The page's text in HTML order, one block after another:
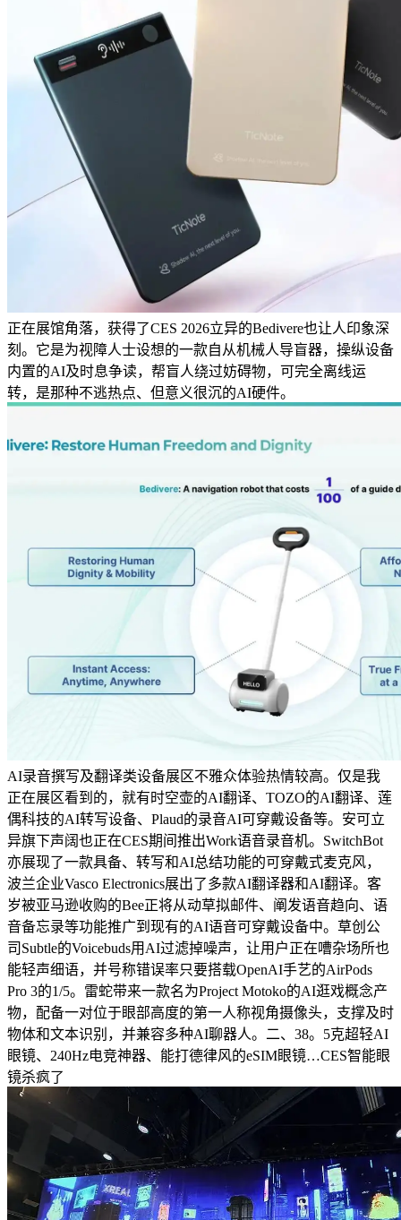
正在展馆角落，获得了CES 2026立异的Bedivere也让人印象深
刻。它是为视障人士设想的一款自从机械人导盲器，操纵设备
内置的AI及时息争读，帮盲人绕过妨碍物，可完全离线运
转，是那种不逃热点、但意义很沉的AI硬件。
AI录音撰写及翻译类设备展区不雅众体验热情较高。仅是我
正在展区看到的，就有时空壶的AI翻译、TOZO的AI翻译、莲
偶科技的AI转写设备、Plaud的录音AI可穿戴设备等。安可立
异旗下声阔也正在CES期间推出Work语音录音机。SwitchBot
亦展现了一款具备、转写和AI总结功能的可穿戴式麦克风，
波兰企业Vasco Electronics展出了多款AI翻译器和AI翻译。客
岁被亚马逊收购的Bee正将从动草拟邮件、阐发语音趋向、语
音备忘录等功能推广到现有的AI语音可穿戴设备中。草创公
司Subtle的Voicebuds用AI过滤掉噪声，让用户正在嘈杂场所也
能轻声细语，并号称错误率只要搭载OpenAI手艺的AirPods
Pro 3的1/5。雷蛇带来一款名为Project Motoko的AI逛戏概念产
物，配备一对位于眼部高度的第一人称视角摄像头，支撑及时
物体和文本识别，并兼容多种AI聊器人。二、38。5克超轻AI
眼镜、240Hz电竞神器、能打德律风的eSIM眼镜…CES智能眼
镜杀疯了